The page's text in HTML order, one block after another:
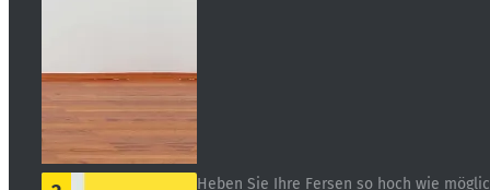
Heben Sie Ihre Fersen so hoch wie